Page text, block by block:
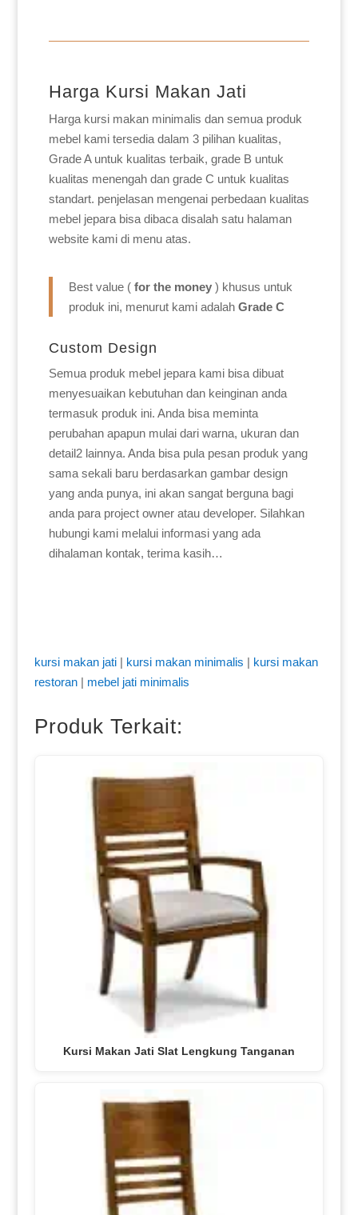
Harga Kursi Makan Jati
Harga kursi makan minimalis dan semua produk
mebel kami tersedia dalam 3 pilihan kualitas,
Grade A untuk kualitas terbaik, grade B untuk
kualitas menengah dan grade C untuk kualitas
standart. penjelasan mengenai perbedaan kualitas
mebel jepara bisa dibaca disalah satu halaman
website kami di menu atas.
Best value ( for the money) khusus untuk
produk ini, menurut kami adalah Grade C
Custom Design
Semua produk mebel jepara kami bisa dibuat
menyesuaikan kebutuhan dan keinginan anda
termasuk produk ini. Anda bisa meminta
perubahan apapun mulai dari warna, ukuran dan
detail2 lainnya. Anda bisa pula pesan produk yang
sama sekali baru berdasarkan gambar design
yang anda punya, ini akan sangat berguna bagi
anda para project owner atau developer. Silahkan
hubungi kami melalui informasi yang ada
dihalaman kontak, terima kasih…
kursi makan jati| kursi makan minimalis | kursi makan
restoran| mebel jati minimalis
Produk Terkait:
Kursi Makan Jati Slat Lengkung Tanganan